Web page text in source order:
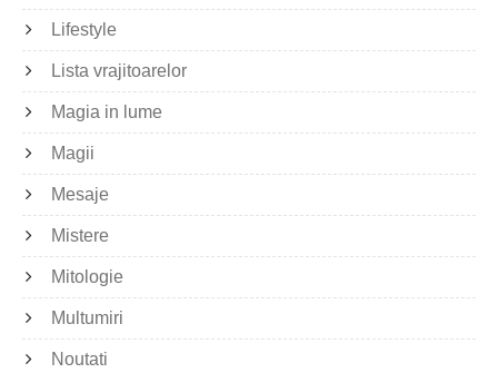
Lifestyle
Lista vrajitoarelor
Magia in lume
Magii
Mesaje
Mistere
Mitologie
Multumiri
Noutati